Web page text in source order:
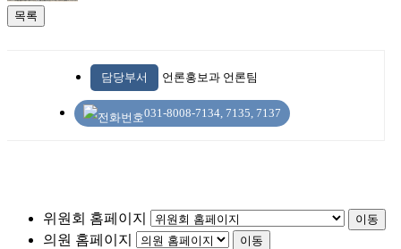
목록
담당부서 언론홍보과 언론팀
031-8008-7134, 7135, 7137
위원회 홈페이지 이동
의원 홈페이지 이동